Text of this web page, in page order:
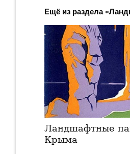
Ещё из раздела
Ландшафтные
Крыма